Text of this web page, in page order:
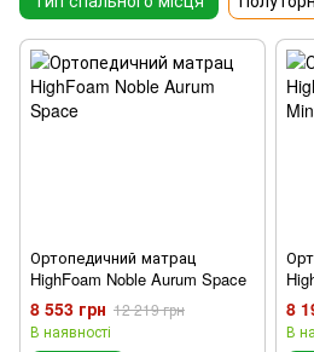
Ортопедичний матрац
HighFoam Noble Aurum Space
8 553 грн 12 219 грн
В наявності
8
В